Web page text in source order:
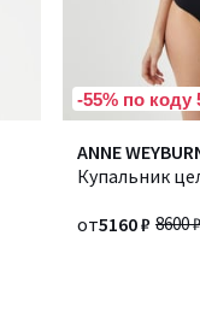
-55% по коду
ANNE
Купальник
8600 ₽
от5160 ₽